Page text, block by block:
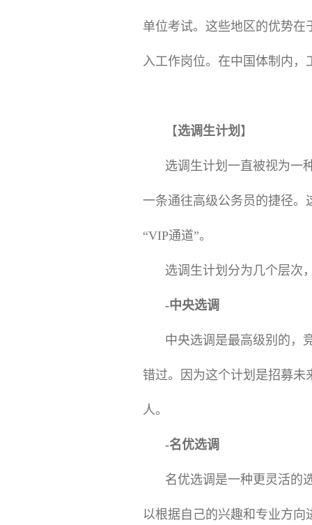
单位考试。这些地区的优势
入工作岗位。在中国体制内
【选调生计划 】
选调生计划一直被视为一
一条通往高级公务员的捷径。
“VIP通道”。
选调生计划分为几个层次
-中央选调
中央选调是最高级别的，
错过。因为这个计划是招募
人。
-名优选调
名优选调是一种更灵活的
以根据自己的兴趣和专业方向